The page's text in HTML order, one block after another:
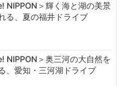
NIPPON＞輝く海と湖の美景
る、夏の福井ドライブ
NIPPON＞奥三河の大自然を
、愛知・三河湖ドライブ